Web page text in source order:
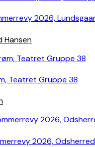
2026,
Hansen
Teatret Gruppe 38
2026,